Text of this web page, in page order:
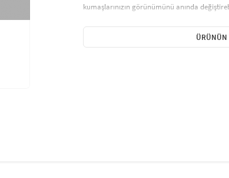
kumaşlarınızın görünümünü anında
sabitleyip, istediğiniz renklerle boyama
boyama seti ile yaratıcı projeler
tekniği, her türlü yüzeyde
Duvar ve cam süslemeleri
ÜRÜNÜN